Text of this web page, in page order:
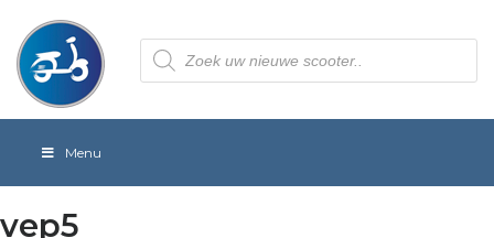
Producten
zoeken
Menu
vep5